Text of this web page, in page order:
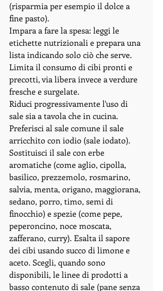
(risparmia per esempio il dolce a
fine pasto).
Impara a fare la spesa: leggi le
etichette nutrizionali e prepara una
lista indicando solo ciò che serve.
Limita il consumo di cibi pronti e
precotti, via libera invece a verdure
fresche e surgelate.
Riduci progressivamente l'uso di
sale sia a tavola che in cucina.
Preferisci al sale comune il sale
arricchito con iodio (sale iodato).
Sostituisci il sale con erbe
aromatiche (come aglio, cipolla,
basilico, prezzemolo, rosmarino,
salvia, menta, origano, maggiorana,
sedano, porro, timo, semi di
finocchio) e spezie (come pepe,
peperoncino, noce moscata,
zafferano, curry). Esalta il sapore
dei cibi usando succo di limone e
aceto. Scegli, quando sono
disponibili, le linee di prodotti a
basso contenuto di sale (pane senza